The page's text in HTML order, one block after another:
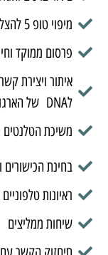
מיפוי טופ 5 להצלחה בתפקיד המיועד
פרסום ממוקד
איתור ויצירת
לDNA של הארגון ולאופי המנהל
משיכת הטלנטים
בחינת
ראיונות
שיחות ממליצים